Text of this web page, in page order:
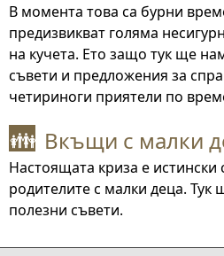
В момента това са бурни
предизвикват голяма
на кучета. Ето защо тук ще
съвети и предложения за
четириноги приятели по
👪 Вкъщи с малки
Настоящата криза е истински
родителите с малки деца.
полезни съвети.